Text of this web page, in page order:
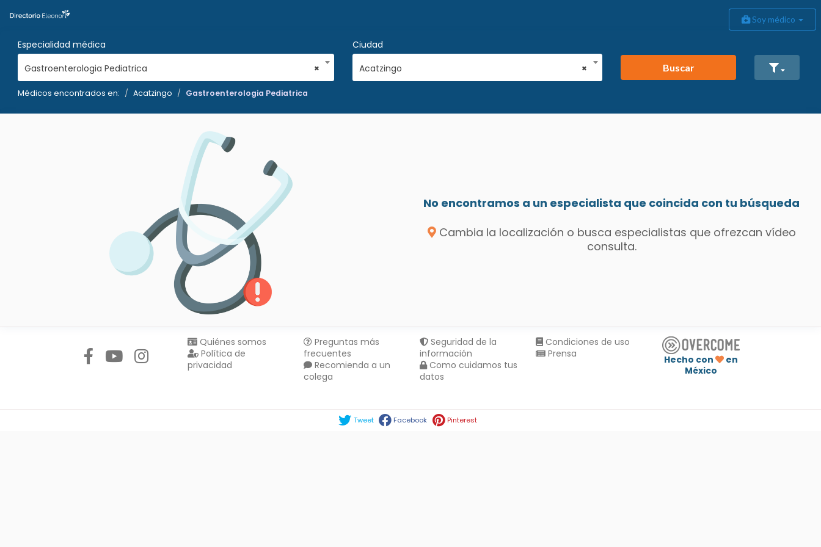
Soy médico
Especialidad médica
×
Gastroenterologia Pediatrica
Ciudad
×
Acatzingo Buscar
Médicos encontrados en: Acatzingo Gastroenterologia Pediatrica
No encontramos a un especialista que coincida con tu búsqueda
Cambia la localización o busca especialistas que ofrezcan vídeo
consulta.
Quiénes somos
Política de
privacidad
Preguntas más
frecuentes
Recomienda a un
colega
Seguridad de la
información
Como cuidamos tus
datos
Condiciones de uso
Prensa
Hecho con
en
México
Tweet Facebook Pinterest